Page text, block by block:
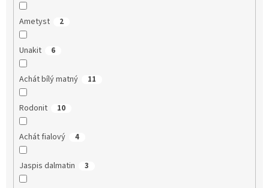
Ametyst 2
Unakit 6
Achát bílý matný 11
Rodonit 10
Achát fialový 4
Jaspis dalmatin 3